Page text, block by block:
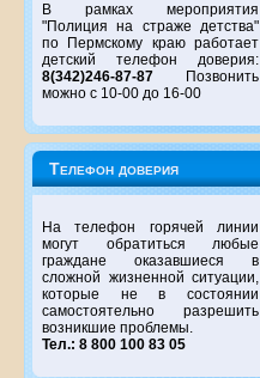
В рамках мероприятия
"Полиция на страже детства"
по Пермскому краю работает
детский телефон доверия:
8(342)246-87-87 Позвонить
можно с 10-00 до 16-00
Телефон доверия
На телефон горячей линии
могут обратиться любые
граждане оказавшиеся в
сложной жизненной ситуации,
которые не в состоянии
самостоятельно разрешить
возникшие проблемы.
Тел.: 8 800 100 83 05